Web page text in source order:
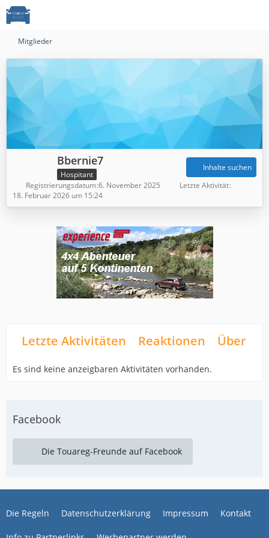
Mitglieder
Bbernie7
Hospitant
Inhalte suchen
Registrierungsdatum 6. November 2025
Letzte Aktivität
18. Februar 2026 um 15:24
Letzte Aktivitäten Reaktionen Über
Es sind keine anzeigbaren Aktivitäten vorhanden.
Facebook
Die Touareg-Freunde auf Facebook
Die Regeln Datenschutzerklärung Impressum Kontakt